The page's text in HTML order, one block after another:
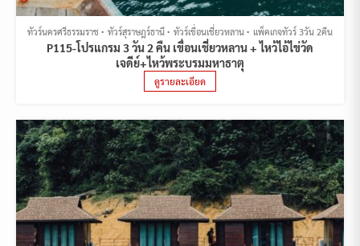
ทัวร์นครศรีธรรมราช ทัวร์สุราษฎร์ธานี ทัวร์เขื่อนเชี่ยวหลาน แพ็คเกจทัวร์ 3วัน 2คืน
P115-โปรแกรม 3 วัน 2 คืน เขื่อนเชี่ยวหลาน + ไหว้ไอ้ไข่วัด
เจดีย์+ไหว้พระบรมมหาธาตุ
ดูรายละเอียด